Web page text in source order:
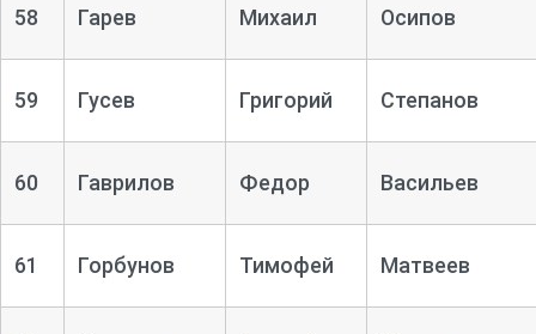
58 Гарев Михаил Осипов
59 Гусев Григорий Степанов
60 Гаврилов Федор Васильев
61 Горбунов Тимофей Матвеев